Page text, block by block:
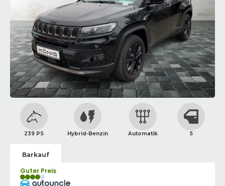
239 PS Hybrid-Benzin Automatik 5
Barkauf
Guter Preis